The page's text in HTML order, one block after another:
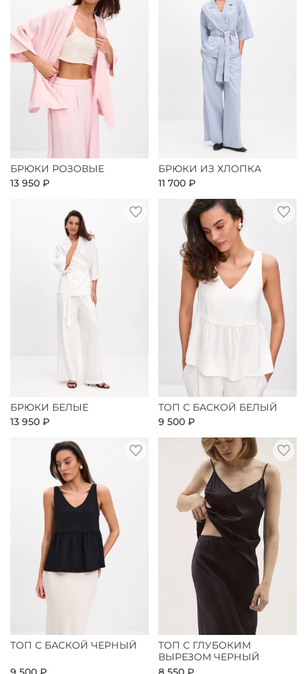
БРЮКИ РОЗОВЫЕ
13 950 ₽
БРЮКИ ИЗ ХЛОПКА
11 700 ₽
БРЮКИ БЕЛЫЕ
13 950 ₽
ТОП С БАСКОЙ БЕЛЫЙ
9 500 ₽
ТОП С БАСКОЙ ЧЕРНЫЙ
ТОП С ГЛУБОКИМ
ВЫРЕЗОМ ЧЕРНЫЙ